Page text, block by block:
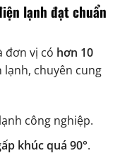
lạnh đạt chuẩn
đơn vị có hơn 10
chuyên cung
công nghiệp.
khúc quá 90°.